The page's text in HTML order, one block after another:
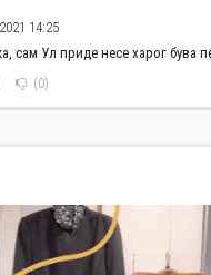
14:25
сам Ул приде несе харог бува
(0)